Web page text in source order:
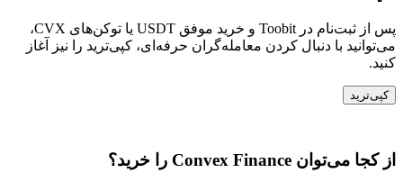
پس از ثبت‌نام در Toobit و خرید موفق USDT یا توکن‌های CVX،
می‌توانید با دنبال کردن معامله‌گران حرفه‌ای، کپی‌ترید را نیز آغاز
کنید.
کپی‌ترید
از کجا می‌توان Convex Finance را خرید؟